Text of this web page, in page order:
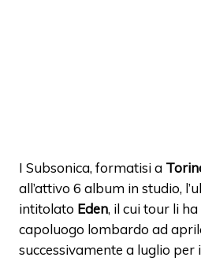
I Subsonica, formatisi a
all’attivo 6 album in studio,
intitolato Eden, il cui tour li
capoluogo lombardo ad
successivamente a luglio per